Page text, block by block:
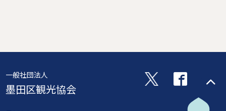
一般社団法人
墨田区観光協会